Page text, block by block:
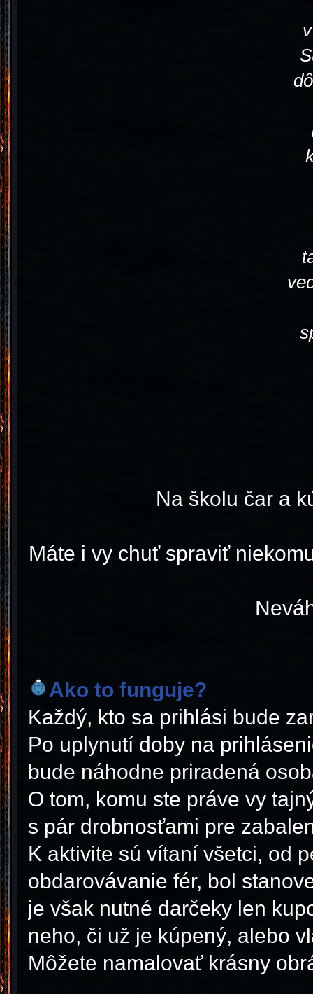
Na školu čar a
Máte i vy chuť spraviť
Ako to funguje?
Každý, kto sa prihlási bude
Po uplynutí doby na
bude náhodne priradená
O tom, komu ste práve vy
s pár drobnosťami pre
K aktivite sú vítaní všetci, od
obdarovávanie fér, bol
je však nutné darčeky len
neho, či už je kúpený, alebo
Môžete namalovať krásny